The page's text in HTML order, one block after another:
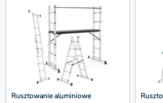
Rusztowanie aluminiowe